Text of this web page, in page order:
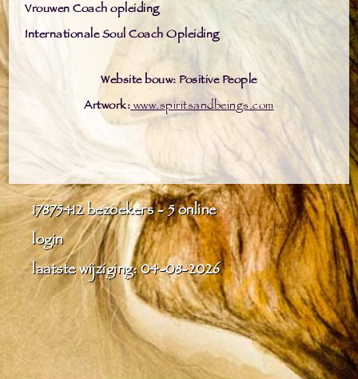
Vrouwen Coach opleiding
Internationale Soul Coach Opleiding
Website bouw: Positive People
Artwork:www.spiritsandbeings.com
17875412bezoekers - 5 online
login
laatste wijziging: 04-08-2026